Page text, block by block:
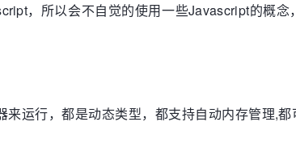
，所以会不自觉的使用一些Javascript的概
运行，都是动态类型，都支持自动内存管理,